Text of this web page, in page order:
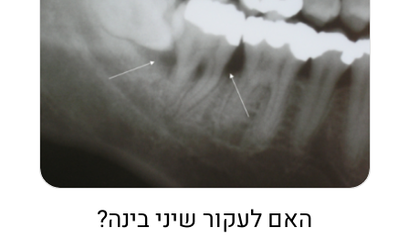
האם לעקור שיני בינה?